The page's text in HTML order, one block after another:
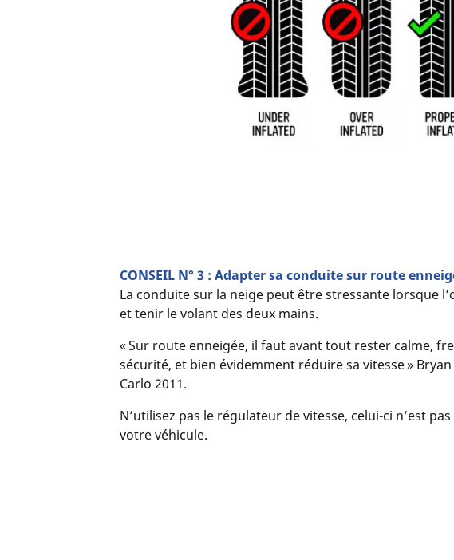
CONSEIL N° 3 : Adapter sa conduite sur route
La conduite sur la neige peut être stressante lorsque
et tenir le volant des deux mains.
« Sur route enneigée, il faut avant tout rester calme,
sécurité, et bien évidemment réduire sa vitesse »
Carlo 2011.
N’utilisez pas le régulateur de vitesse, celui-ci n’est
votre véhicule.